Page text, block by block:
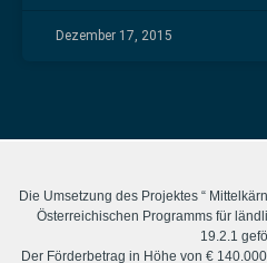
Dezember 17, 2015
Die Umsetzung des Projektes “
Österreichischen Programms für
19.2.1
Der Förderbetrag in Höhe von €